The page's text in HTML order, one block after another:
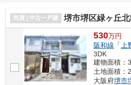
売買 | 中古一戸建 堺市堺区緑ヶ丘北町
530万円
阪和線 「
3DK
建物面積：
土地面積：
大阪府堺市